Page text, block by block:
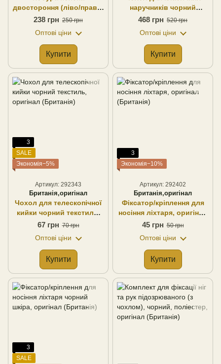
двостороння (ліво/право)
олива оксфорд PRC
238 грн 250 грн
Оптові ціни
Купити
наручників чорний
оксфорд, Mil-Tec
468 грн 520 грн
Оптові ціни
Купити
3
SALE
Экономія−5%
Артикул: 292343
Британія,оригінал
Чохол для телескопічної
кийки чорний текстиль,
оригінал (Британія)
67 грн 70 грн
Оптові ціни
Купити
3
Экономія−10%
Артикул: 292402
Британія,оригінал
Фіксатор/кріплення для
носіння ліхтаря, оригінал
(Британія)
45 грн 50 грн
Оптові ціни
Купити
3
SALE